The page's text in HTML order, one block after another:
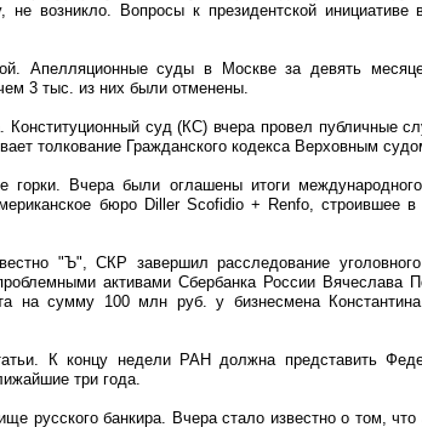
возникло. Вопросы к президентской инициативе
Апелляционные суды в Москве за девять
3 тыс. из них были отменены.
суд (КС) вчера провел публичные
толкование Гражданского кодекса Верховным
горки. Вчера были оглашены итоги
бюро Diller Scofidio + Renfo, строившее
"Ъ", СКР завершил расследование
активами Сбербанка России Вячеслава
на сумму 100 млн руб. у бизнесмена
К концу недели РАН должна представить
три года.
русского банкира. Вчера стало известно о том,